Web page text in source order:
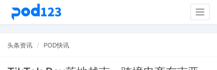
头条资讯 POD快讯